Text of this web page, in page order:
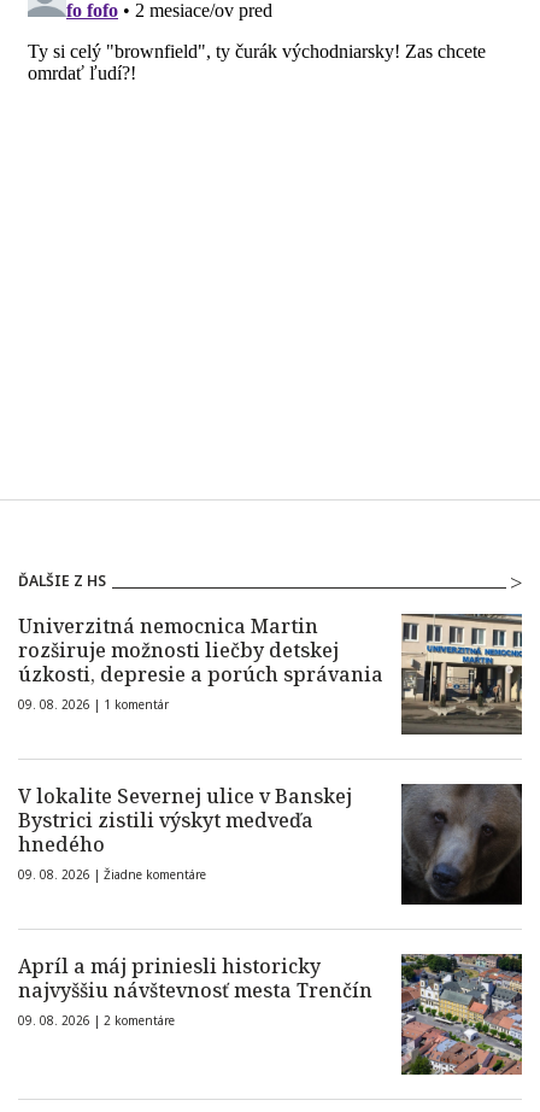
ĎALŠIE Z HS
Univerzitná nemocnica Martin
rozširuje možnosti liečby detskej
úzkosti, depresie a porúch správania
09. 08. 2026 | 1 komentár
V lokalite Severnej ulice v Banskej
Bystrici zistili výskyt medveďa
hnedého
09. 08. 2026 | Žiadne komentáre
Apríl a máj priniesli historicky
najvyššiu návštevnosť mesta Trenčín
09. 08. 2026 | 2 komentáre